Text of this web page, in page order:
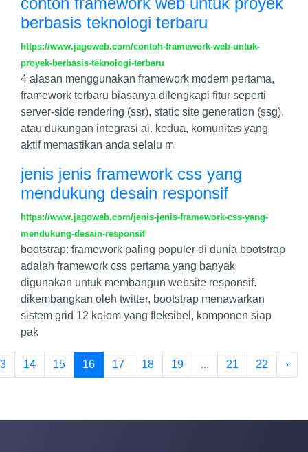
berbasis teknologi terbaru
https://www.jagoweb.com/contoh-framework-web-untuk-
proyek-berbasis-teknologi-terbaru
4 alasan menggunakan framework modern pertama,
framework terbaru biasanya dilengkapi fitur seperti
server-side rendering (ssr), static site generation (ssg),
atau dukungan integrasi ai. kedua, komunitas yang
aktif memastikan anda selalu m
jenis jenis framework css yang
mendukung desain responsif
https://www.jagoweb.com/jenis-jenis-framework-css-yang-
mendukung-desain-responsif
bootstrap: framework paling populer di dunia bootstrap
adalah framework css pertama yang banyak
digunakan untuk membangun website responsif.
dikembangkan oleh twitter, bootstrap menawarkan
sistem grid 12 kolom yang fleksibel, komponen siap
pak
14 15 16 17 18 19 ... 21 22 ›